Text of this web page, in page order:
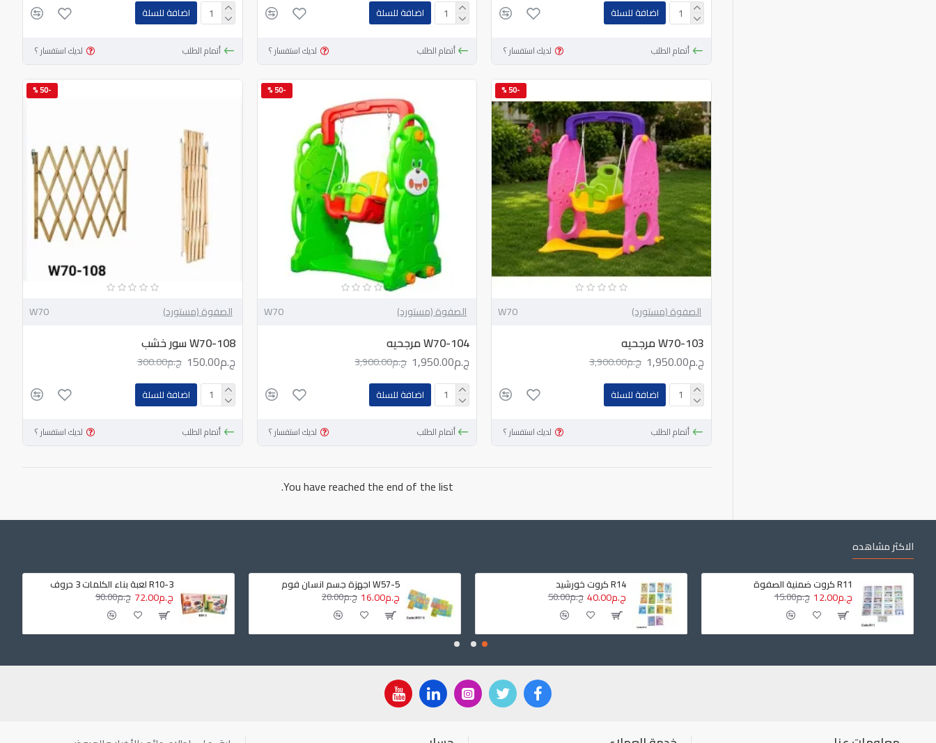
اضافة للسلة
أتمام الطلب لديك استفسار ؟
اضافة للسلة
أتمام الطلب لديك استفسار ؟
اضافة للسلة
أتمام الطلب لديك استفسار ؟
-50 %
الصفوة (مستورد) W70
W70-103 مرجحيه
ج.م1,950.00
ج.م3,900.00
اضافة للسلة
أتمام الطلب لديك استفسار ؟
-50 %
الصفوة (مستورد) W70
W70-104 مرجحيه
ج.م1,950.00
ج.م3,900.00
اضافة للسلة
أتمام الطلب لديك استفسار ؟
-50 %
الصفوة (مستورد) W70
W70-108 سور خشب
ج.م150.00
ج.م300.00
اضافة للسلة
أتمام الطلب لديك استفسار ؟
You have reached the end of the list.
الاكثر مشاهده
R11 كروت ضمنية الصفوة
ج.م12.00 ج.م15.00
R14 كروت خورشيد
ج.م40.00 ج.م50.00
W57-5 اجهزة جسم انسان فوم
ج.م16.00 ج.م20.00
R10-3 لعبة بناء الكلمات 3 حروف
ج.م72.00 ج.م90.00